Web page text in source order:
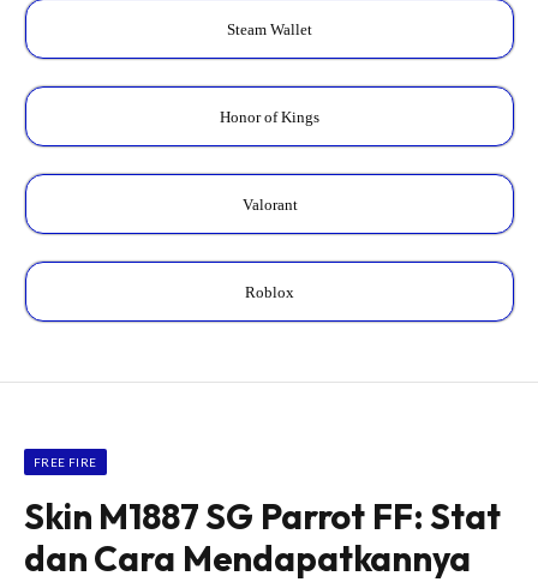
Steam Wallet
Honor of Kings
Valorant
Roblox
FREE FIRE
Skin M1887 SG Parrot FF: Stat
dan Cara Mendapatkannya